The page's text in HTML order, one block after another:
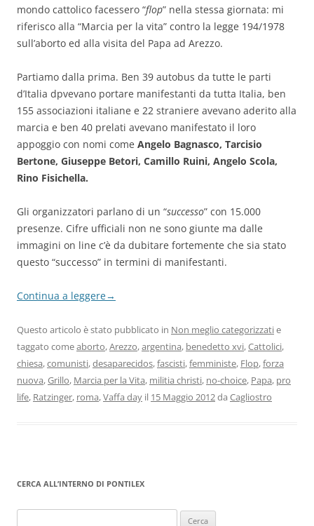
mondo cattolico facessero “flop” nella stessa giornata: mi
riferisco alla “Marcia per la vita” contro la legge 194/1978
sull’aborto ed alla visita del Papa ad Arezzo.
Partiamo dalla prima. Ben 39 autobus da tutte le parti
d’Italia dpvevano portare manifestanti da tutta Italia, ben
155 associazioni italiane e 22 straniere avevano aderito alla
marcia e ben 40 prelati avevano manifestato il loro
appoggio con nomi come Angelo Bagnasco, Tarcisio
Bertone, Giuseppe Betori, Camillo Ruini, Angelo Scola,
Rino Fisichella.
Gli organizzatori parlano di un “successo” con 15.000
presenze. Cifre ufficiali non ne sono giunte ma dalle
immagini on line c’è da dubitare fortemente che sia stato
questo “successo” in termini di manifestanti.
Continua a leggere→
Questo articolo è stato pubblicato in Non meglio categorizzatie
taggato comeaborto,Arezzo,argentina, benedetto xvi,Cattolici,
chiesa,comunisti,desaparecidos,fascisti,femministe, Flop,forza
nuova,Grillo, Marcia per la Vita, militia christi, no-choice, Papa, pro
life, Ratzinger, roma,Vaffa day il 15 Maggio 2012da Cagliostro
CERCA ALL’INTERNO DI PONTILEX